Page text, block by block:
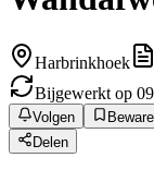
Harbrinkhoek
Bijgewerkt op
Volgen
Delen